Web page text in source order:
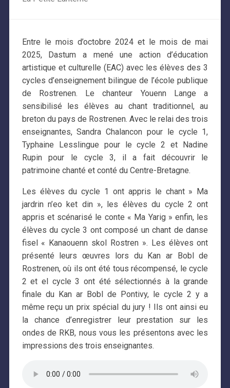
Entre le mois d’octobre 2024 et le mois de mai
2025, Dastum a mené une action d’éducation
artistique et culturelle (EAC) avec les élèves des 3
cycles d’enseignement bilingue de l’école publique
de Rostrenen. Le chanteur Youenn Lange a
sensibilisé les élèves au chant traditionnel, au
breton du pays de Rostrenen. Avec le relai des trois
enseignantes, Sandra Chalancon pour le cycle 1,
Typhaine Lesslingue pour le cycle 2 et Nadine
Rupin pour le cycle 3, il a fait découvrir le
patrimoine chanté et conté du Centre-Bretagne.
Les élèves du cycle 1 ont appris le chant » Ma
jardrin n’eo ket din », les élèves du cycle 2 ont
appris et scénarisé le conte « Ma Yarig » enfin, les
élèves du cycle 3 ont composé un chant de danse
fisel « Kanaouenn skol Rostren ». Les élèves ont
présenté leurs œuvres lors du Kan ar Bobl de
Rostrenen, où ils ont été tous récompensé, le cycle
2 et el cycle 3 ont été sélectionnés à la grande
finale du Kan ar Bobl de Pontivy, le cycle 2 y a
même reçu un prix spécial du jury ! Ils ont ainsi eu
la chance d’enregistrer leur prestation sur les
ondes de RKB, nous vous les présentons avec les
impressions des trois enseignantes.